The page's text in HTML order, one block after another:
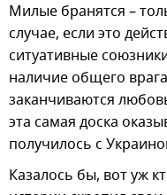
Милые бранятся –
случае, если это
ситуативные
наличие общего
заканчиваются
эта самая доска
получилось с
Казалось бы, вот уж